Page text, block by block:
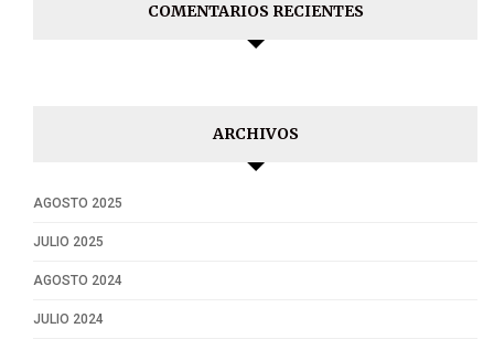
COMENTARIOS RECIENTES
ARCHIVOS
AGOSTO 2025
JULIO 2025
AGOSTO 2024
JULIO 2024